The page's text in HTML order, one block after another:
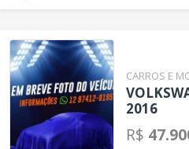
CARROS E
2016
R$